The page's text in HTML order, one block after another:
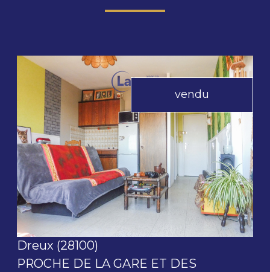
vendu
voir le bien
Dreux (28100)
PROCHE DE LA GARE ET DES